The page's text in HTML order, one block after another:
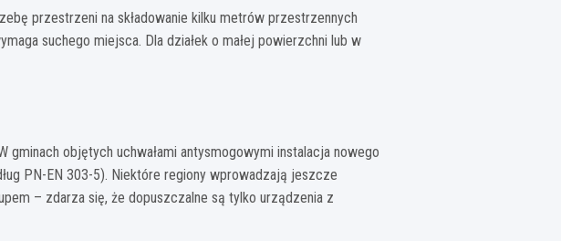
przestrzeni na składowanie kilku metrów przestrzennych
suchego miejsca. Dla działek o małej powierzchni lub w
objętych uchwałami antysmogowymi instalacja nowego
PN-EN 303-5). Niektóre regiony wprowadzają jeszcze
– zdarza się, że dopuszczalne są tylko urządzenia z